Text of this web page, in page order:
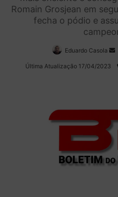
Romain Grosjean em
fecha o pódio e
Eduardo Casola
Última Atualização 17/04/2023